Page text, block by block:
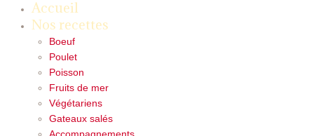
Accueil
Nos recettes
Boeuf
Poulet
Poisson
Fruits de mer
Végétariens
Gateaux salés